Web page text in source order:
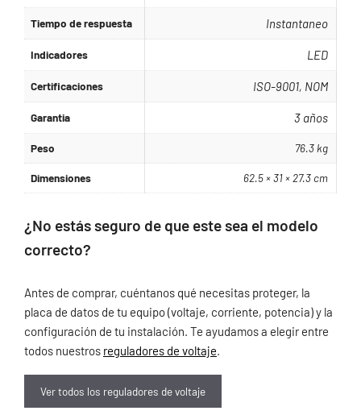
Tiempo de respuesta Instantaneo
Indicadores LED
Certificaciones ISO-9001, NOM
Garantia 3 años
Peso 76.3 kg
Dimensiones 62.5 × 31 × 27.3 cm
¿No estás seguro de que este sea el modelo
correcto?
Antes de comprar, cuéntanos qué necesitas proteger, la
placa de datos de tu equipo (voltaje, corriente, potencia) y la
configuración de tu instalación. Te ayudamos a elegir entre
todos nuestros reguladores de voltaje.
Ver todos los reguladores de voltaje